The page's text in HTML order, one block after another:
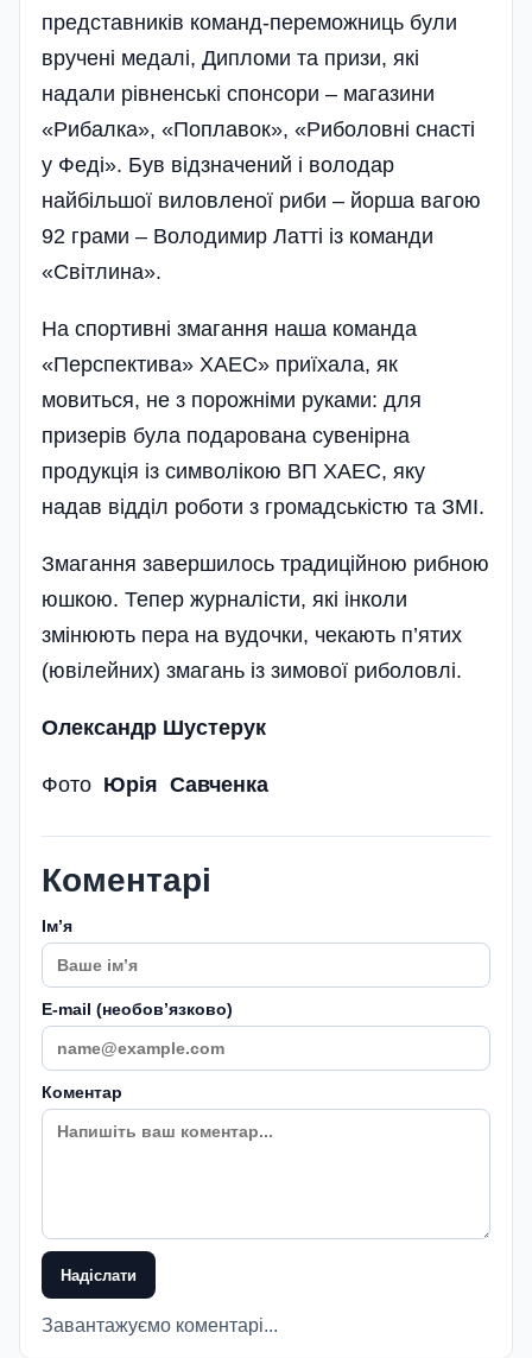
представників команд-переможниць були
вручені медалі, Дипломи та призи, які
надали рівненські спонсори – магазини
«Рибалка», «Поплавок», «Риболовні снасті
у Феді». Був відзначений і володар
найбільшої виловленої риби – йорша вагою
92 грами – Володимир Латті із команди
«Світлина».
На спортивні змагання наша команда
«Перспектива» ХАЕС» приїхала, як
мовиться, не з порожніми руками: для
призерів була подарована сувенірна
продукція із символікою ВП ХАЕС, яку
надав відділ роботи з громадськістю та ЗМІ.
Змагання завершилось традиційною рибною
юшкою. Тепер журналісти, які інколи
змінюють пера на вудочки, чекають п’ятих
(ювілейних) змагань із зимової риболовлі.
Олександр Шустерук
Фото Юрія Савченка
Коментарі
Імʼя
E-mail (необовʼязково)
Коментар
Надіслати
Завантажуємо коментарі...